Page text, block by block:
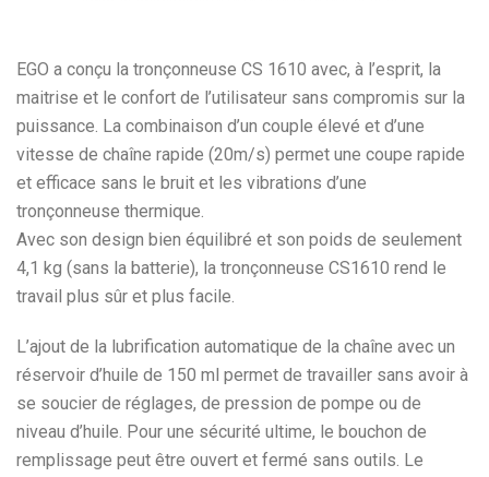
EGO a conçu la tronçonneuse CS 1610 avec, à l’esprit, la
maitrise et le confort de l’utilisateur sans compromis sur la
puissance. La combinaison d’un couple élevé et d’une
vitesse de chaîne rapide (20m/s) permet une coupe rapide
et efficace sans le bruit et les vibrations d’une
tronçonneuse thermique.
Avec son design bien équilibré et son poids de seulement
4,1 kg (sans la batterie), la tronçonneuse CS1610 rend le
travail plus sûr et plus facile.
L’ajout de la lubrification automatique de la chaîne avec un
réservoir d’huile de 150 ml permet de travailler sans avoir à
se soucier de réglages, de pression de pompe ou de
niveau d’huile. Pour une sécurité ultime, le bouchon de
remplissage peut être ouvert et fermé sans outils. Le